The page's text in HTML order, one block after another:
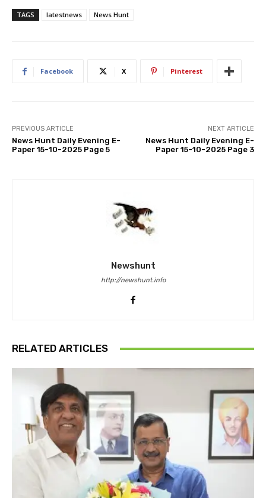
TAGS latestnews News Hunt
Facebook X Pinterest
PREVIOUS ARTICLE
News Hunt Daily Evening E-
Paper 15-10-2025 Page 5
NEXT ARTICLE
News Hunt Daily Evening E-
Paper 15-10-2025 Page 3
Newshunt
http://newshunt.info
RELATED ARTICLES